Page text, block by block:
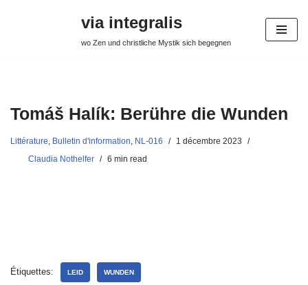
via integralis
wo Zen und christliche Mystik sich begegnen
Tomáš Halík: Berühre die Wunden
Littérature Bulletin d'information NL-016
1 décembre 2023
Claudia Nothelfer
6 min read
Étiquettes: LEID WUNDEN